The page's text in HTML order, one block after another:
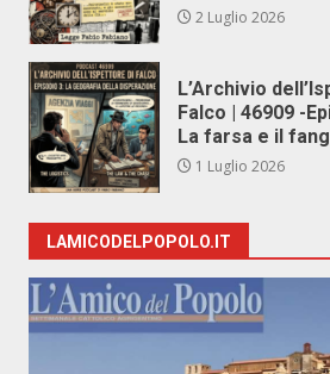
2 Luglio 2026
L’Archivio
Falco | 46909 -
La farsa e il
1 Luglio 2026
LAMICODELPOPOLO.IT